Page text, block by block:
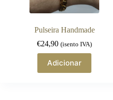
Pulseira Handmade
€24,90 (isento IVA)
Adicionar